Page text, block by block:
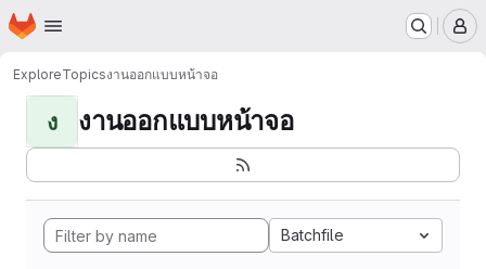
Skip to main content
Homepage
ExploreTopicsงานออกแบบหน้าจอ
ง งานออกแบบหน้าจอ
Batchfile